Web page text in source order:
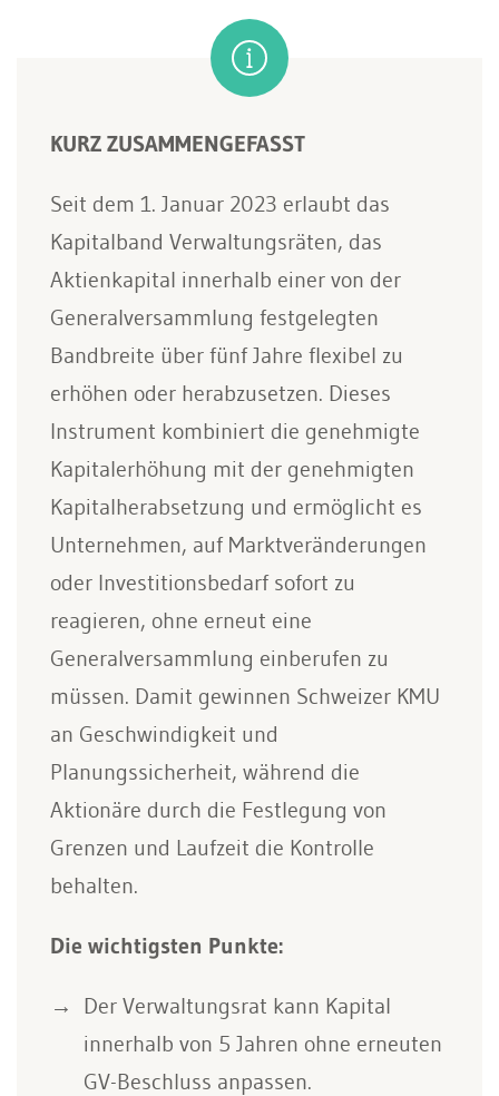
KURZ ZUSAMMENGEFASST
Seit dem 1. Januar 2023 erlaubt das
Kapitalband Verwaltungsräten, das
Aktienkapital innerhalb einer von der
Generalversammlung festgelegten
Bandbreite über fünf Jahre flexibel zu
erhöhen oder herabzusetzen. Dieses
Instrument kombiniert die genehmigte
Kapitalerhöhung mit der genehmigten
Kapitalherabsetzung und ermöglicht es
Unternehmen, auf Marktveränderungen
oder Investitionsbedarf sofort zu
reagieren, ohne erneut eine
Generalversammlung einberufen zu
müssen. Damit gewinnen Schweizer KMU
an Geschwindigkeit und
Planungssicherheit, während die
Aktionäre durch die Festlegung von
Grenzen und Laufzeit die Kontrolle
behalten.
Die wichtigsten Punkte:
Der Verwaltungsrat kann Kapital
innerhalb von 5 Jahren ohne erneuten
GV-Beschluss anpassen.